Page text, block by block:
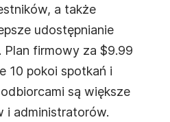
a także
udostępnianie
Plan firmowy za $9.99
10 pokoi spotkań i
są większe
i administratorów.